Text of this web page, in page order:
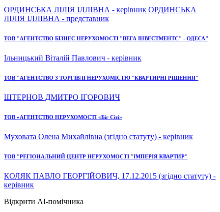
ОРДИНСЬКА ЛІЛІЯ ІЛЛІВНА - керівник ОРДИНСЬКА
ЛІЛІЯ ІЛЛІВНА - представник
ТОВ "АГЕНТСТВО БІЗНЕС НЕРУХОМОСТІ "ВЕГА ІНВЕСТМЕНТС" - ОДЕСА"
Ільницький Віталій Павлович - керівник
ТОВ "АГЕНТСТВО З ТОРГІВЛІ НЕРУХОМІСТЮ "КВАРТИРНІ РІШЕННЯ"
ШТЕРНОВ ДМИТРО ІГОРОВИЧ
ТОВ «АГЕНТСТВО НЕРУХОМОСТІ «Біг Сіті»
Муховата Олена Михайлівна (згідно статуту) - керівник
ТОВ "РЕГІОНАЛЬНИЙ ЦЕНТР НЕРУХОМОСТІ "ІМПЕРІЯ КВАРТИР"
КОЛЯК ПАВЛО ГЕОРГІЙОВИЧ, 17.12.2015 (згідно статуту) -
керівник
Відкрити AI-помічника